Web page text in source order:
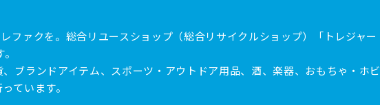
ファクを。総合リユースショップ（総合リサイクルショップ）「トレジャー
ブランドアイテム、スポーツ・アウトドア用品、酒、楽器、おもちゃ・ホビ
ています。